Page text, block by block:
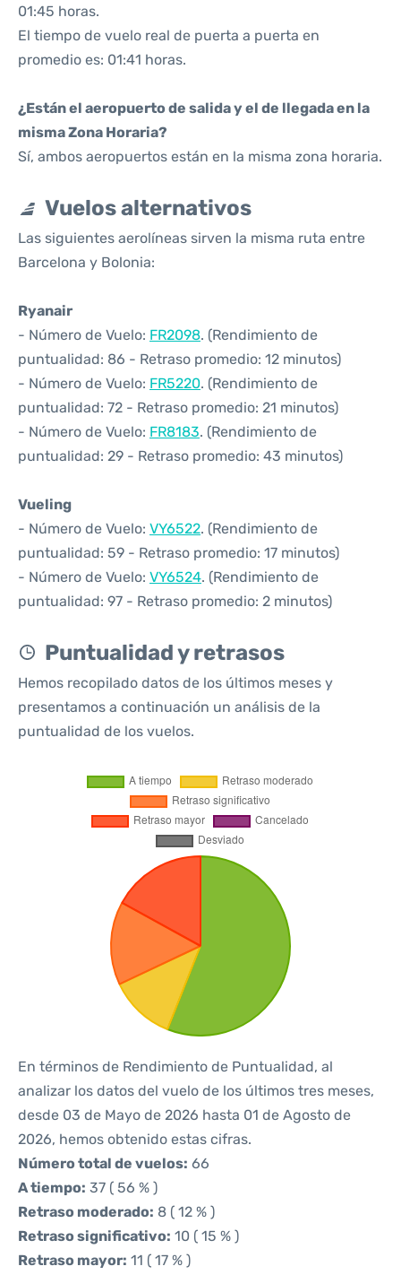
01:45 horas.
El tiempo de vuelo real de puerta a puerta en
promedio es: 01:41 horas.
¿Están el aeropuerto de salida y el de llegada en la
misma Zona Horaria?
Sí, ambos aeropuertos están en la misma zona horaria.
Vuelos alternativos
Las siguientes aerolíneas sirven la misma ruta entre
Barcelona y Bolonia:
Ryanair
- Número de Vuelo: FR2098. (Rendimiento de
puntualidad: 86 - Retraso promedio: 12 minutos)
- Número de Vuelo: FR5220. (Rendimiento de
puntualidad: 72 - Retraso promedio: 21 minutos)
- Número de Vuelo: FR8183. (Rendimiento de
puntualidad: 29 - Retraso promedio: 43 minutos)
Vueling
- Número de Vuelo: VY6522. (Rendimiento de
puntualidad: 59 - Retraso promedio: 17 minutos)
- Número de Vuelo: VY6524. (Rendimiento de
puntualidad: 97 - Retraso promedio: 2 minutos)
Puntualidad y retrasos
Hemos recopilado datos de los últimos meses y
presentamos a continuación un análisis de la
puntualidad de los vuelos.
En términos de Rendimiento de Puntualidad, al
analizar los datos del vuelo de los últimos tres meses,
desde 03 de Mayo de 2026 hasta 01 de Agosto de
2026, hemos obtenido estas cifras.
Número total de vuelos: 66
A tiempo: 37 ( 56 % )
Retraso moderado: 8 ( 12 % )
Retraso significativo: 10 ( 15 % )
Retraso mayor: 11 ( 17 % )